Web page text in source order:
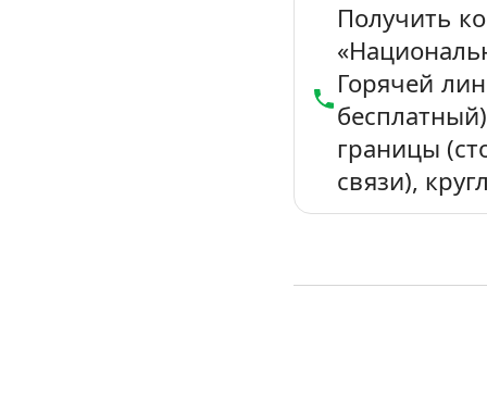
Получить
Горячей
границы
связи),